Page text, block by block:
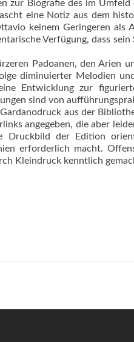
zur Biografie des im
eine Notiz aus dem
keinem Geringeren
Verfügung, dass
Padoanen, den Arien
diminuierter Melodien
eine Entwicklung zur
sind von
aus der
angegeben, die aber
Druckbild der Edition
erforderlich macht.
Kleindruck kenntlich